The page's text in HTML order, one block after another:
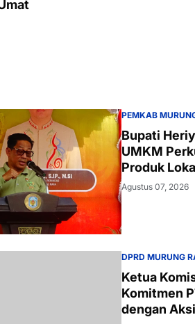
PEMKAB
Bupati
UMKM
Produk
Agustus 07, 2026
DPRD MURUNG
Ketua
Komitmen PT
dengan